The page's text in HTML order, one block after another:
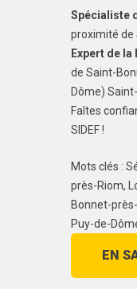
Spécialiste
proximité de
Expert de
de Saint-
Dôme)
Faîtes
SIDEF !
Mots clés :
près-Riom,
Bonnet-
Puy-de-
EN